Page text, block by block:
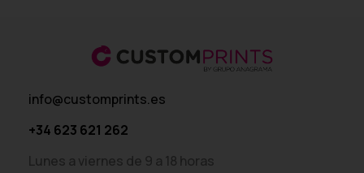
info@customprints.es
+34 623 621 262
Lunes a viernes de 9 a 18 horas